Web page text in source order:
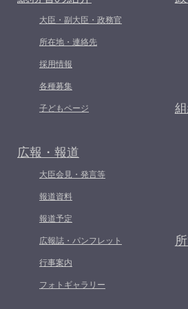
大臣・副大臣・政務官
所在地・連絡先
採用情報
各種募集
子どもページ
広報・報道
大臣会見・発言等
報道資料
報道予定
広報誌・パンフレット
行事案内
フォトギャラリー